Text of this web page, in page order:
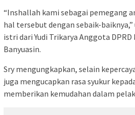
“Inshallah kami sebagai pemegang
hal tersebut dengan sebaik-baiknya,”
istri dari Yudi Trikarya Anggota
Banyuasin.
Sry mengungkapkan, selain
juga mengucapkan rasa syukur
memberikan kemudahan dalam